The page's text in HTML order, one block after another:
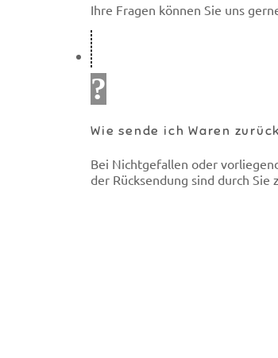
Ihre Fragen können Sie uns
Wie sende ich Waren
Bei Nichtgefallen oder
der Rücksendung sind durch Sie